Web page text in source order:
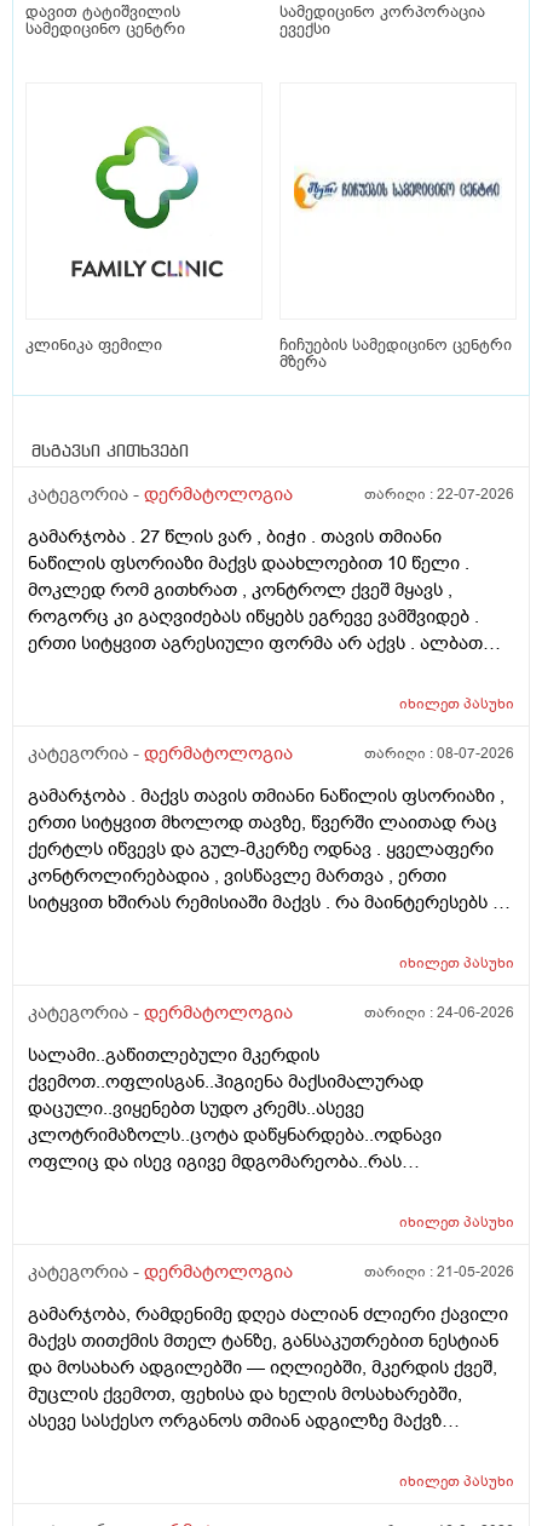
დავით ტატიშვილის
სამედიცინო ცენტრი
სამედიცინო კორპორაცია
ევექსი
კლინიკა ფემილი
ჩიჩუების სამედიცინო ცენტრი
მზერა
მსგავსი კითხვები
კატეგორია - დერმატოლოგია თარიღი :22-07-2026
გამარჯობა . 27 წლის ვარ , ბიჭი . თავის თმიანი
ნაწილის ფსორიაზი მაქვს დაახლოებით 10 წელი .
მოკლედ რომ გითხრათ , კონტროლ ქვეშ მყავს ,
როგორც კი გაღვიძებას იწყებს ეგრევე ვამშვიდებ .
ერთი სიტყვით აგრესიული ფორმა არ აქვს . ალბათ
ასაკი და გენეტიკა , ზუსტად ვერ გეტყვით მაგრამ
შუბლის ხაზიც გადაწეულია უკვე აშკარად . ჩემი
ჩამატება და გახშირება , თუ არის მიზანშეწონილი და
გამართლებილი სკალპის ფსორიაზის დროს ? არ
მინდა რომ ამ პროცედურებმა კიდევ უფრო
გამიღიანოს . თუ გააგრძელებს იმავე ფორმით
არსებობას თანახმა ვარ ერთი სიტყით . მოკლედ
ფსორიაზის დროს და არის თუ არა პრაქტიკაში ვინც
გაღიზიანებულა კიდე უფრო . მადლონა წინასწარ !
იხილეთპასუხი
კატეგორია - დერმატოლოგია თარიღი :08-07-2026
გამარჯობა . მაქვს თავის თმიანი ნაწილის ფსორიაზი ,
ერთი სიტყვით მხოლოდ თავზე, წვერში ლაითად რაც
ქერტლს იწვევს და გულ-მკერზე ოდნავ . ყველაფერი
კონტროლირებადია , ვისწავლე მართვა , ერთი
სიტყვით ხშირას რემისიაში მაქვს . რა მაინტერესებს -
კისერი , ყელი , მუცელი , საჯდომი , ხელი , ფეხი და ა.შ
და ყელზე და დაახლოებით 2 წელია გავწყვიტე ,
ვარ . ვიღაცამ მითხრა შესაძლოა ეპილაციამ
გააღიაზიანოს და მანდაც გამოვიდესო , შიშმა ამიტანა
. სხვადასხვა ვერსია მესმის , ზოგი ამბობს არანაირი
ახალი კერების გაჩენა , ზოგიც კი პირიქით . იქნებ
თქვენ მითხრათ ღირს გაგრძელება ? რისკი
იხილეთპასუხი
კატეგორია - დერმატოლოგია თარიღი :24-06-2026
სალამი..გაწითლებული მკერდის
ქვემოთ..ოფლისგან..ჰიგიენა მაქსიმალურად
დაცული..ვიყენებთ სუდო კრემს..ასევე
კლოტრიმაზოლს..ცოტა დაწყნარდება..ოდნავი
ოფლიც და ისევ იგივე მდგომარეობა..რას
იხილეთპასუხი
კატეგორია - დერმატოლოგია თარიღი :21-05-2026
გამარჯობა, რამდენიმე დღეა ძალიან ძლიერი ქავილი
მაქვს თითქმის მთელ ტანზე, განსაკუთრებით ნესტიან
და მოსახარ ადგილებში — იღლიებში, მკერდის ქვეშ,
მუცლის ქვემოთ, ფეხისა და ხელის მოსახარებში,
ასევე სასქესო ორგანოს თმიან ადგილზე მაქვზ
გაღიზიანება თავზე და ყურებში. ქავილი ზოგჯერ
იხილეთპასუხი